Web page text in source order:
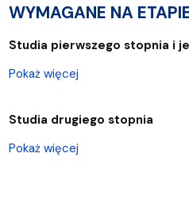
WYMAGANE NA
Studia pierwszego stopnia i
Pokaż więcej
Studia drugiego stopnia
Pokaż więcej